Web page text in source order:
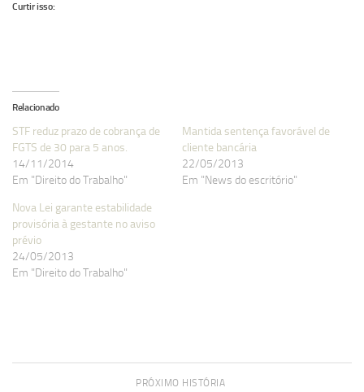
Curtir isso:
Relacionado
STF reduz prazo de cobrança de
FGTS de 30 para 5 anos.
14/11/2014
Em "Direito do Trabalho"
Mantida sentença favorável de
cliente bancária
22/05/2013
Em "News do escritório"
Nova Lei garante estabilidade
provisória à gestante no aviso
prévio
24/05/2013
Em "Direito do Trabalho"
PRÓXIMO HISTÓRIA